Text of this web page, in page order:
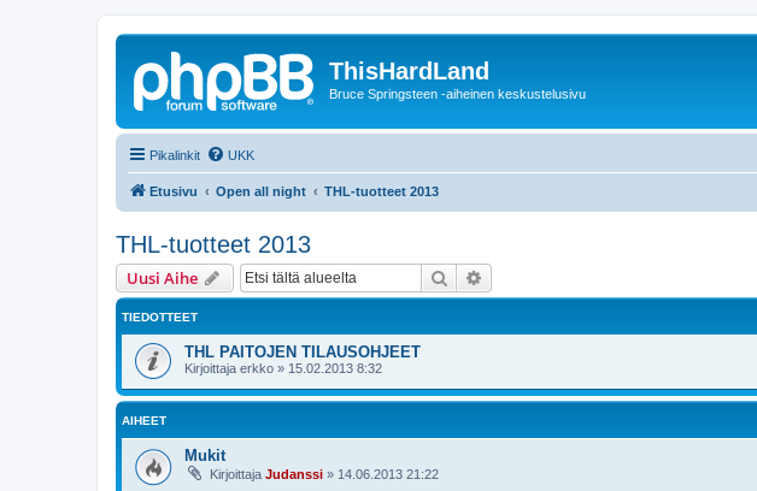
ThisHardLand
Bruce Springsteen -aiheinen keskustelusivu
Pikalinkit UKK
Etusivu Open all night THL-tuotteet 2013
THL-tuotteet 2013
Uusi Aihe Etsi
TIEDOTTEET
THL PAITOJEN TILAUSOHJEET
Kirjoittaja erkko » 15.02.2013 8:32
AIHEET
Mukit
Kirjoittaja Judanssi » 14.06.2013 21:22